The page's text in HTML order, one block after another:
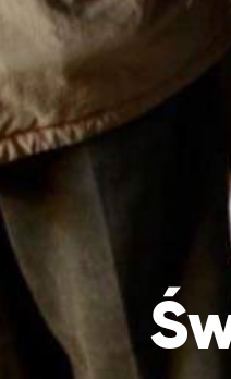
Odwiedź jedno z
działamy
Przybij 5 w 7
Wyjedź do Grecji z
Żakowskim z Radia